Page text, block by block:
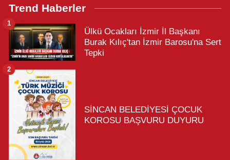
Trend Haberler
Ülkü Ocakları İzmir İl Başkanı
Burak Kılıç'tan İzmir Barosu'na Sert
Tepki
1
SİNCAN BELEDİYESİ ÇOCUK
KOROSU BAŞVURU DUYURU
2